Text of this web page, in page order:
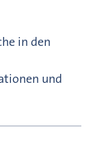
in den
und